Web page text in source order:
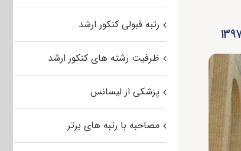
رتبه قبولی کنکور ارشد
ظرفیت رشته های کنکور ارشد
پزشکی از لیسانس
مصاحبه با رتبه های برتر